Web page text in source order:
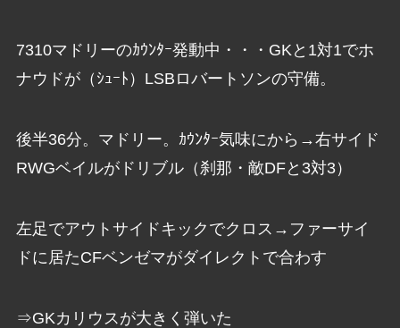
7310マドリーのｶｳﾝﾀｰ発動中・・・GKと1対1でホ
ナウドが（ｼｭｰﾄ）LSBロバートソンの守備。
後半36分。マドリー。ｶｳﾝﾀｰ気味にから→右サイド
RWGベイルがドリブル（刹那・敵DFと3対3）
左足でアウトサイドキックでクロス→ファーサイ
ドに居たCFベンゼマがダイレクトで合わす
⇒GKカリウスが大きく弾いた